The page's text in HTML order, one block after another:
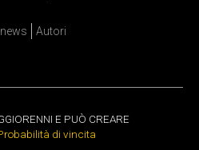
Autori
E PUÒ CREARE
di vincita